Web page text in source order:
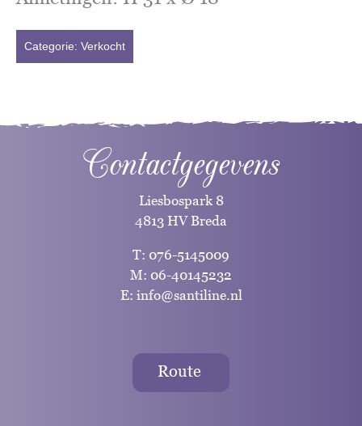
Categorie: Verkocht
Contactgegevens
Liesbospark 8
4813 HV Breda
T: 076-5145009
M: 06-40145232
E: info@santiline.nl
Route